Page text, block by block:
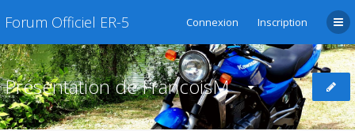
Forum Officiel ER-5 Connexion Inscription
Présentation de FrancoisM